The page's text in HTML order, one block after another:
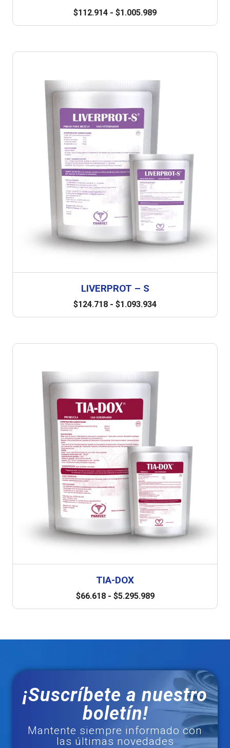
$112.914 - $1.005.989
LIVERPROT – S
$124.718 - $1.093.934
TIA-DOX
$66.618 - $5.295.989
¡Suscríbete a nuestro
boletín!
Mantente siempre informado con
las últimas novedades